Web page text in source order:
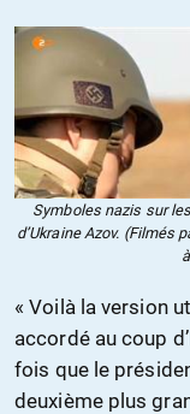
Symboles nazis sur
d’Ukraine Azov. (Filmés
« Voilà la version
accordé au coup
fois que le
deuxième plus